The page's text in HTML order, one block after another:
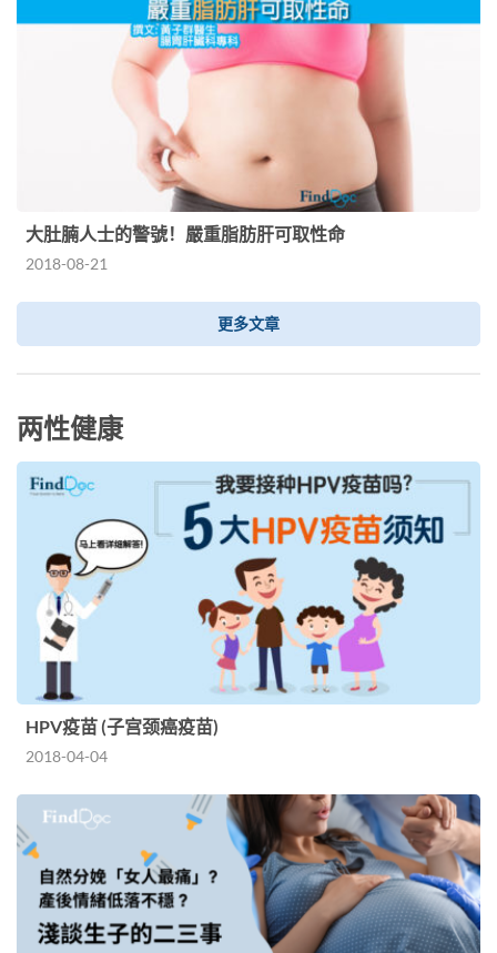
大肚腩人士的警號！嚴重脂肪肝可取性命
2018-08-21
更多文章
两性健康
HPV疫苗 (子宫颈癌疫苗)
2018-04-04